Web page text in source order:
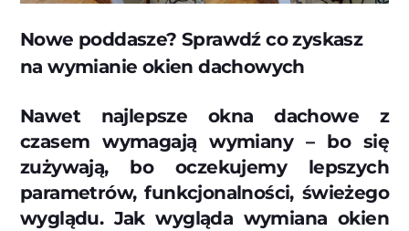
Nowe poddasze? Sprawdź co zyskasz
na wymianie okien dachowych
Nawet najlepsze okna dachowe z
czasem wymagają wymiany – bo się
zużywają, bo oczekujemy lepszych
parametrów, funkcjonalności, świeżego
wyglądu. Jak wygląda wymiana okien